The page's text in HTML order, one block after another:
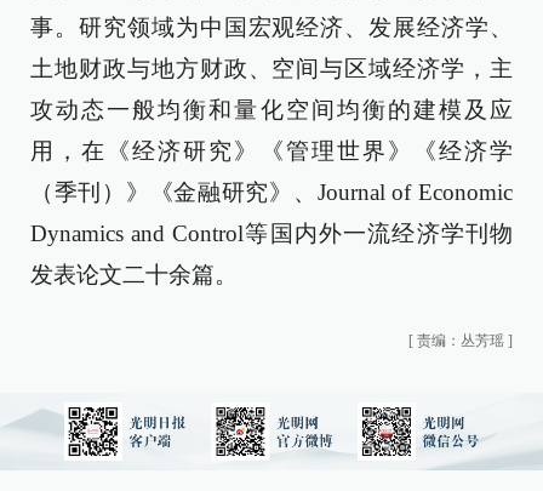
事。研究领域为中国宏观经济、发展经济学、
土地财政与地方财政、空间与区域经济学，主
攻动态一般均衡和量化空间均衡的建模及应
用，在《经济研究》《管理世界》《经济学
（季刊）》《金融研究》、Journal of Economic
Dynamics and Control等国内外一流经济学刊物
发表论文二十余篇。
[ 责编：丛芳瑶 ]